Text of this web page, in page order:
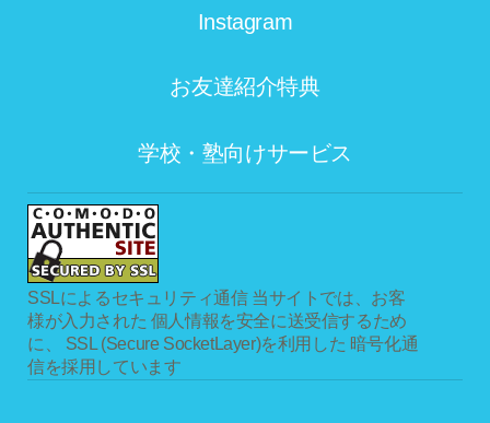
Instagram
お友達紹介特典
学校・塾向けサービス
SSLによるセキュリティ通信 当サイトでは、お客
様が入力された 個人情報を安全に送受信するため
に、 SSL (Secure SocketLayer)を利用した 暗号化通
信を採用しています